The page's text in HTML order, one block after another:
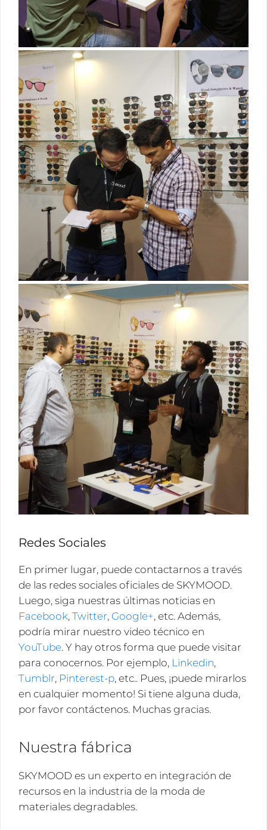
Redes Sociales
En primer lugar, puede contactarnos a través
de las redes sociales oficiales de SKYMOOD.
Luego, siga nuestras últimas noticias en
Facebook, Twitter, Google+, etc. Además,
podría mirar nuestro video técnico en
YouTube. Y hay otros forma que puede visitar
para conocernos. Por ejemplo, Linkedin,
Tumblr, Pinterest-p, etc.. Pues, ¡puede mirarlos
en cualquier momento! Si tiene alguna duda,
por favor contáctenos. Muchas gracias.
Nuestra fábrica
SKYMOOD es un experto en integración de
recursos en la industria de la moda de
materiales degradables.